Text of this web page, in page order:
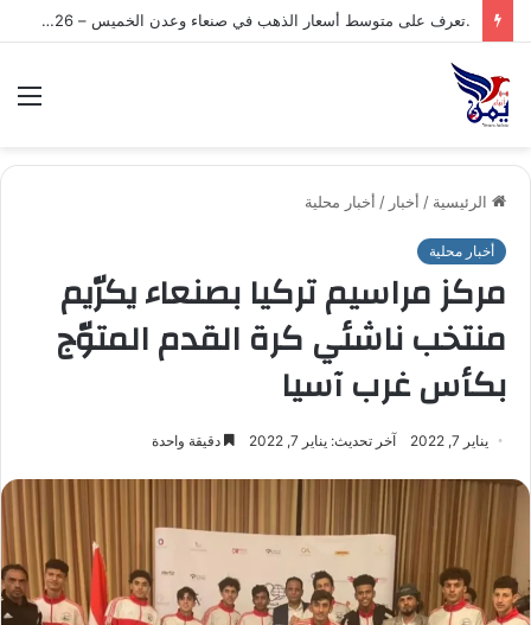
.تعرف على متوسط أسعار الذهب في صنعاء وعدن الخميس – 06/08/2026
الرئيسية / أخبار / أخبار محلية
أخبار محلية
مركز مراسيم تركيا بصنعاء يكرّيم
منتخب ناشئي كرة القدم المتوّج
بكأس غرب آسيا
يناير 7, 2022 آخر تحديث: يناير 7, 2022 دقيقة واحدة